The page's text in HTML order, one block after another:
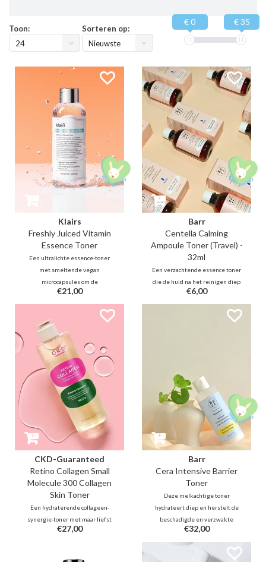
Toon:
24
Sorteren op:
Nieuwste
€ 0 € 35
Klairs
Freshly Juiced Vitamin
Essence Toner
Een ultralichte essence-toner
met smeltende vegan
microcapsules om de
vochtbarrière te behouden. Met
rijst-PDRN, dubbel vitamine C en
PHA om fijne lijntjes op te vullen,
een doffe teint te verhelderen,
poriën te verfijnen en donkere
vlekken te vervagen.
€21,00
Barr
Centella Calming
Ampoule Toner (Travel) -
32ml
Een verzachtende essence toner
die de huid na het reinigen diep
hydrateert dankzij Panthenol,
Jojoba, Ceramide, Hyaluron.
Daarnaast is deze fles gevuld met
€6,00
CKD-Guaranteed
Retino Collagen Small
Molecule 300 Collagen
Skin Toner
Een hydraterende collageen-
synergie-toner met maar liefst
77% kleine collageenmoleculen
€27,00
Barr
Cera Intensive Barrier
Toner
Deze melkachtige toner
hydrateert diep en herstelt de
beschadigde en verzwakte
huidbarrière met ceramiden,
panthenol en centella. Het
kalmeert de gevoelige huid en
€32,00